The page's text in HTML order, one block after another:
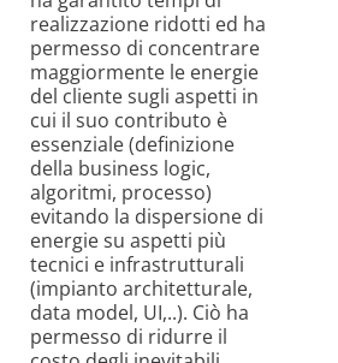
realizzazione ridotti ed ha
permesso di concentrare
maggiormente le energie
del cliente sugli aspetti in
cui il suo contributo è
essenziale (definizione
della business logic,
algoritmi, processo)
evitando la dispersione di
energie su aspetti più
tecnici e infrastrutturali
(impianto architetturale,
data model, UI,..). Ciò ha
permesso di ridurre il